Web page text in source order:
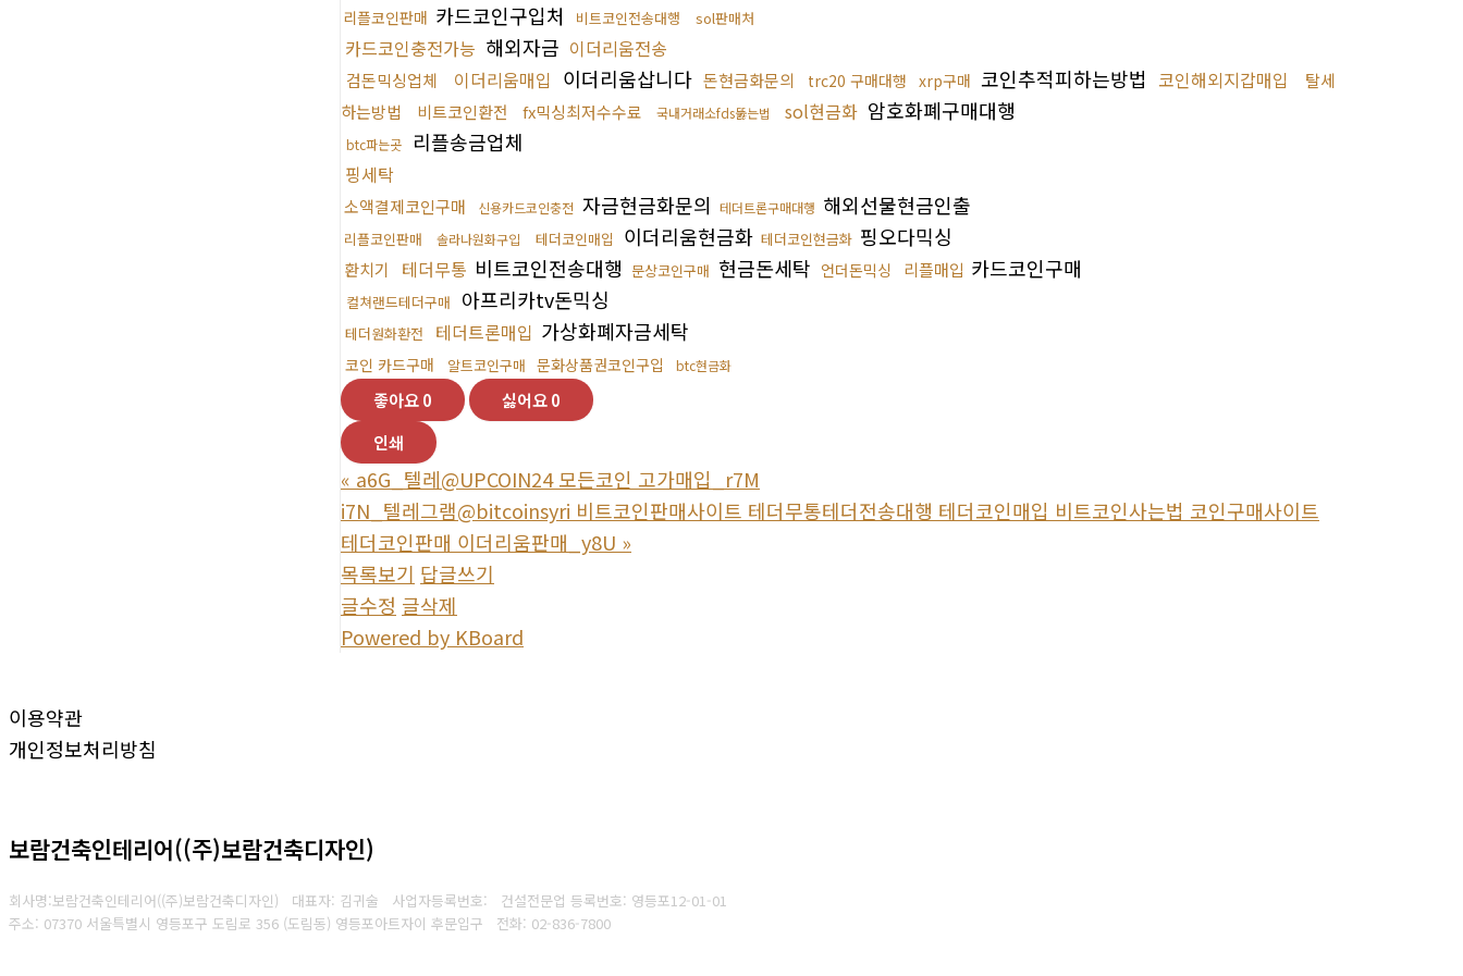
리플코인판매 카드코인구입처 비트코인전송대행 sol판매처
카드코인충전가능 해외자금 이더리움전송
검돈믹싱업체 이더리움매입 이더리움삽니다 돈현금화문의 trc20 구매대행 xrp구매 코인추적피하는방법 코인해외지갑매입
탈세
하는방법
비트코인환전 fx믹싱최저수수료 국내거래소fds뚫는법 sol현금화 암호화폐구매대행
btc파는곳 리플송금업체
핑세탁
소액결제코인구매 신용카드코인충전 자금현금화문의 테더트론구매대행 해외선물현금인출
리플코인판매 솔라나원화구입 테더코인매입 이더리움현금화 테더코인현금화 핑오다믹싱
환치기 테더무통 비트코인전송대행 문상코인구매 현금돈세탁 언더돈믹싱 리플매입 카드코인구매
컬쳐랜드테더구매 아프리카tv돈믹싱
테더원화환전 테더트론매입 가상화폐자금세탁
코인 카드구매 알트코인구매 문화상품권코인구입 btc현금화
좋아요0 싫어요0
인쇄
« a6G_텔레@UPCOIN24 모든코인 고가매입_r7M
i7N_텔레그램@bitcoinsyri 비트코인판매사이트 테더무통테더전송대행 테더코인매입 비트코인사는법 코인구매사이트
테더코인판매 이더리움판매_y8U »
목록보기 답글쓰기
글수정 글삭제
Powered by KBoard
이용약관
개인정보처리방침
보람건축인테리어((주)보람건축디자인)
회사명:보람건축인테리어((주)보람건축디자인) 대표자: 김귀술 사업자등록번호:
건설전문업 등록번호: 영등포12-01-01
주소: 07370 서울특별시 영등포구 도림로 356 (도림동) 영등포아트자이 후문입구 전화: 02-836-7800